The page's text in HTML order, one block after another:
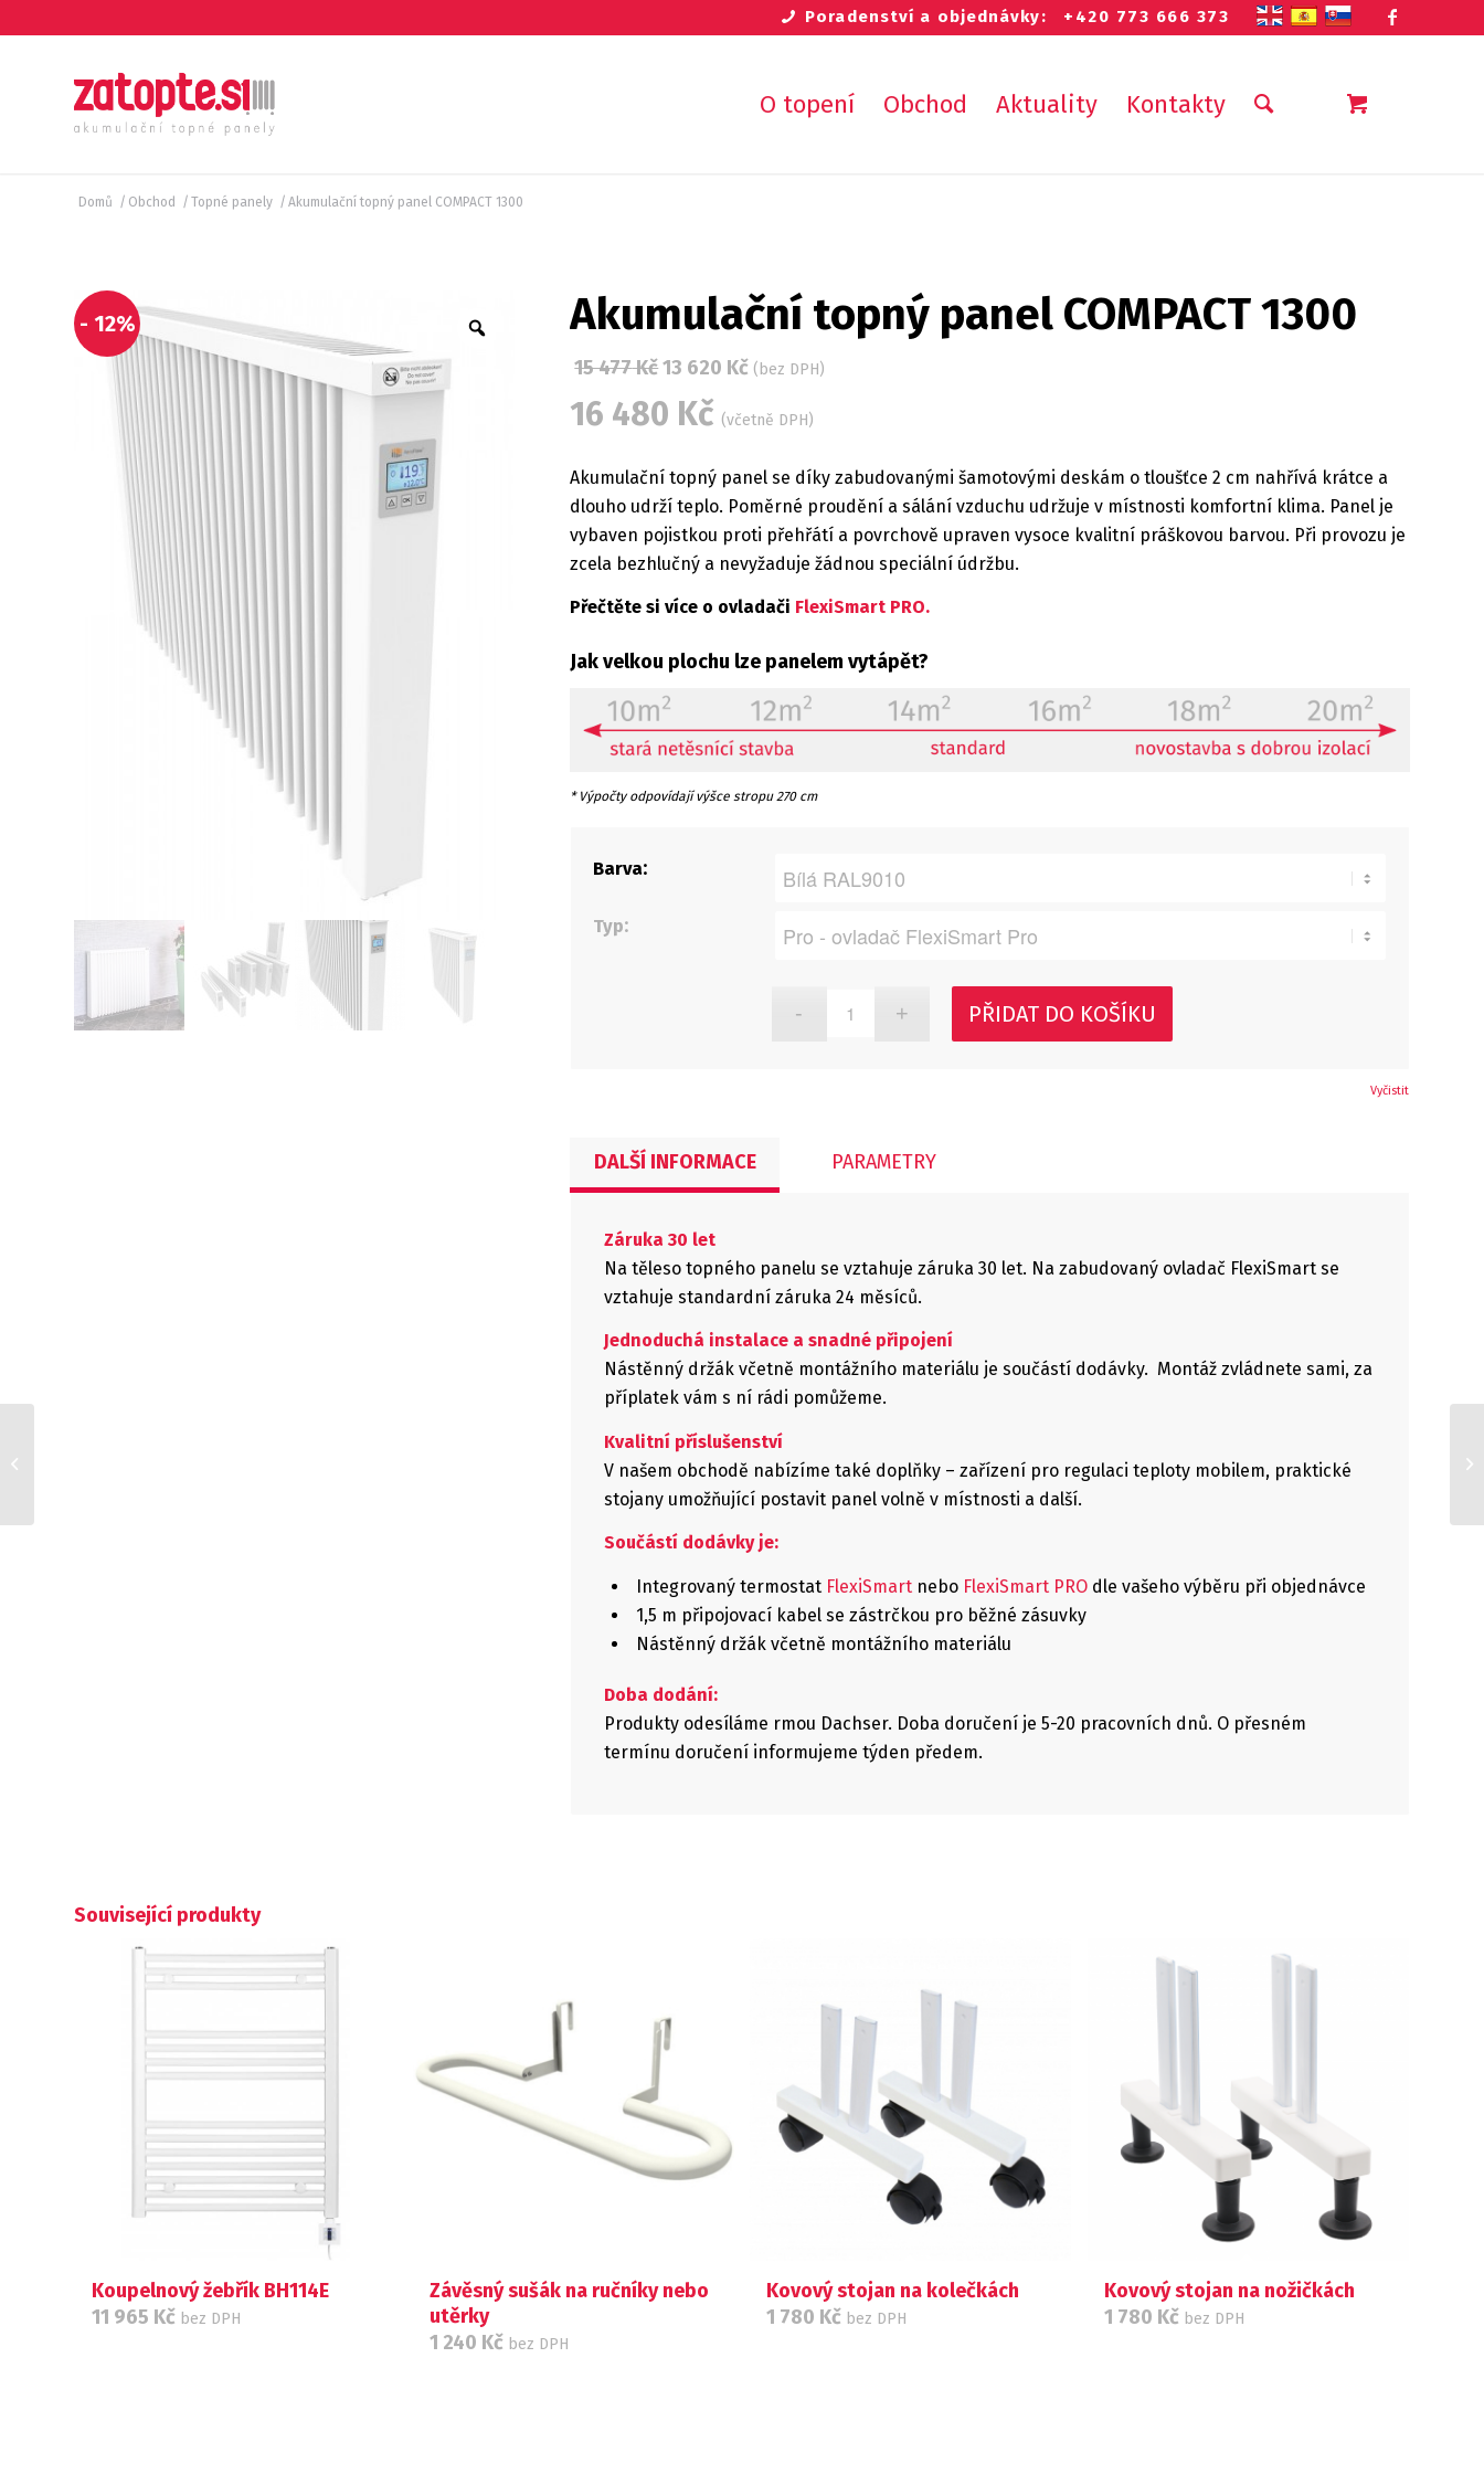
Poradenství a objednávky: +420 773 666 373
O topení Obchod Aktuality Kontakty
Domů / Obchod / Topné panely / Akumulační topný panel COMPACT 1300
- 12% Akumulační topný panel COMPACT 1300
15 477Kč13 620 Kč (bez DPH)
16 480 Kč (včetně DPH)
Akumulační topný panel se díky zabudovanými šamotovými deskám o tloušťce 2 cm nahřívá krátce a
dlouho udrží teplo. Poměrné proudění a sálání vzduchu udržuje v místnosti komfortní klima. Panel je
vybaven pojistkou proti přehřátí a povrchově upraven vysoce kvalitní práškovou barvou. Při provozu je
zcela bezhlučný a nevyžaduje žádnou speciální údržbu.
Přečtěte si více o ovladači FlexiSmart PRO.
Jak velkou plochu lze panelem vytápět?
* Výpočty odpovídají výšce stropu 270 cm
Barva
Typ
Vyčistit
PŘIDAT DO KOŠÍKU
DALŠÍ INFORMACE PARAMETRY
Záruka 30 let
Na těleso topného panelu se vztahuje záruka 30 let. Na zabudovaný ovladač FlexiSmart se
vztahuje standardní záruka 24 měsíců.
Jednoduchá instalace a snadné připojení
Nástěnný držák včetně montážního materiálu je součástí dodávky. Montáž zvládnete sami, za
příplatek vám s ní rádi pomůžeme.
Kvalitní příslušenství
V našem obchodě nabízíme také doplňky – zařízení pro regulaci teploty mobilem, praktické
stojany umožňující postavit panel volně v místnosti a další.
Součástí dodávky je:
Integrovaný termostat FlexiSmart nebo FlexiSmart PRO dle vašeho výběru při objednávce
1,5 m připojovací kabel se zástrčkou pro běžné zásuvky
Nástěnný držák včetně montážního materiálu
Doba dodání:
Produkty odesíláme firmou Dachser. Doba doručení je 5-20 pracovních dnů. O přesném
termínu doručení informujeme týden předem.
Související produkty
Koupelnový žebřík BH114E
11 965 Kč bez DPH
Závěsný sušák na ručníky nebo
utěrky
1 240 Kč bez DPH
Kovový stojan na kolečkách
1 780 Kč bez DPH
Kovový stojan na nožičkách
1 780 Kč bez DPH